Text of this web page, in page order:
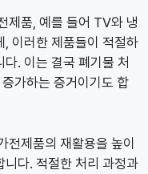
제품, 예를 들어 TV와 냉
이러한 제품들이 적절하
. 이는 결국 폐기물 처
가하는 증거이기도 합
전제품의 재활용을 높이
다. 적절한 처리 과정과